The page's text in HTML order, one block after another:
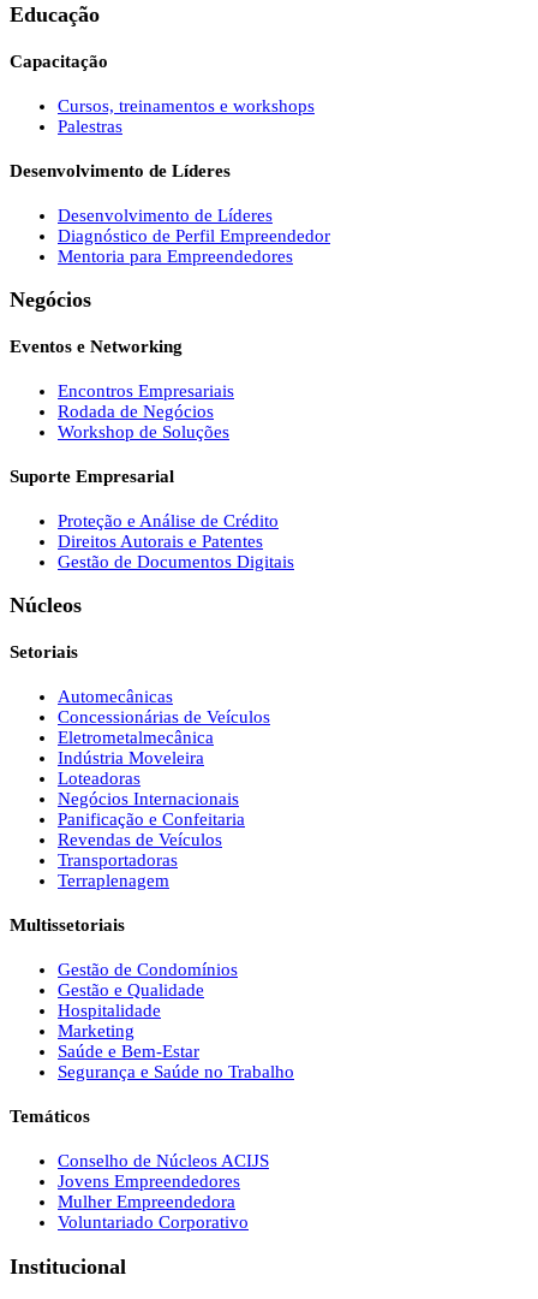
Educação
Capacitação
Cursos, treinamentos e workshops
Palestras
Desenvolvimento de Líderes
Desenvolvimento de Líderes
Diagnóstico de Perfil Empreendedor
Mentoria para Empreendedores
Negócios
Eventos e Networking
Encontros Empresariais
Rodada de Negócios
Workshop de Soluções
Suporte Empresarial
Proteção e Análise de Crédito
Direitos Autorais e Patentes
Gestão de Documentos Digitais
Núcleos
Setoriais
Automecânicas
Concessionárias de Veículos
Eletrometalmecânica
Indústria Moveleira
Loteadoras
Negócios Internacionais
Panificação e Confeitaria
Revendas de Veículos
Transportadoras
Terraplenagem
Multissetoriais
Gestão de Condomínios
Gestão e Qualidade
Hospitalidade
Marketing
Saúde e Bem-Estar
Segurança e Saúde no Trabalho
Temáticos
Conselho de Núcleos ACIJS
Jovens Empreendedores
Mulher Empreendedora
Voluntariado Corporativo
Institucional